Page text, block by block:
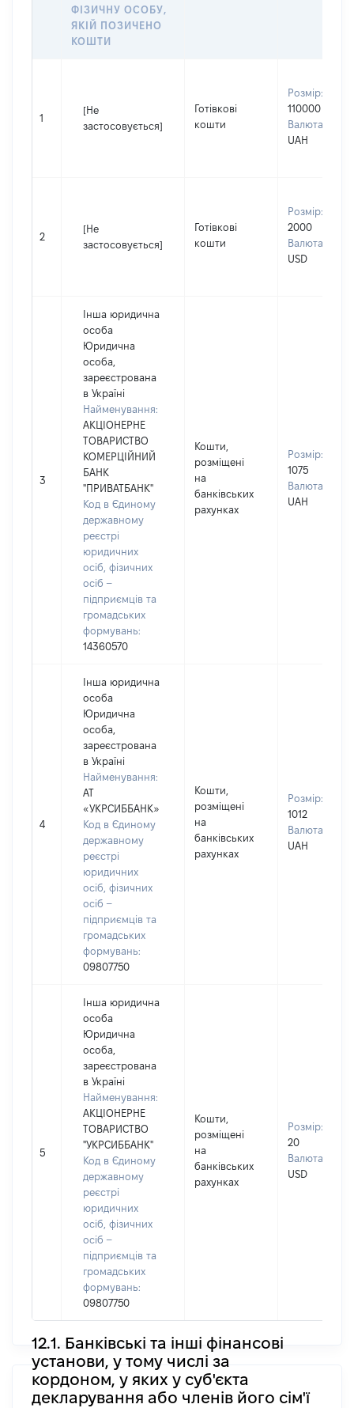
ФІЗИЧНУ ОСОБУ,
ЯКІЙ ПОЗИЧЕНО
КОШТИ
1
[Не
застосовується]
Готівкові
кошти
Розмір:
110000
Валюта:
UAH
2
[Не
застосовується]
Готівкові
кошти
Розмір:
2000
Валюта:
USD
3
Інша юридична
особа
Юридична
особа,
зареєстрована
в Україні
Найменування:
АКЦІОНЕРНЕ
ТОВАРИСТВО
КОМЕРЦІЙНИЙ
БАНК
"ПРИВАТБАНК"
Код в Єдиному
державному
реєстрі
юридичних
осіб, фізичних
осіб –
підприємців та
громадських
формувань:
14360570
Кошти,
розміщені
на
банківських
рахунках
Розмір:
1075
Валюта:
UAH
4
Інша юридична
особа
Юридична
особа,
зареєстрована
в Україні
Найменування:
АТ
«УКРСИББАНК»
Код в Єдиному
державному
реєстрі
юридичних
осіб, фізичних
осіб –
підприємців та
громадських
формувань:
09807750
Кошти,
розміщені
на
банківських
рахунках
Розмір:
1012
Валюта:
UAH
5
Інша юридична
особа
Юридична
особа,
зареєстрована
в Україні
Найменування:
АКЦІОНЕРНЕ
ТОВАРИСТВО
"УКРСИББАНК"
Код в Єдиному
державному
реєстрі
юридичних
осіб, фізичних
осіб –
підприємців та
громадських
формувань:
09807750
Кошти,
розміщені
на
банківських
рахунках
Розмір:
20
Валюта:
USD
12.1. Банківські та інші фінансові
установи, у тому числі за
кордоном, у яких у суб'єкта
декларування або членів його сім'ї